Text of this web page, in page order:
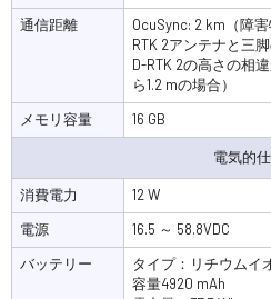
通信距離
OcuSync: 2 km（障
RTK 2アンテナと三
D-RTK 2の高さの相
ら1.2 mの場合）
メモリ容量
16 GB
電気的
消費電力
12 W
電源
16.5 ～ 58.8VDC
バッテリー
タイプ：リチウムイ
容量4920 mAh